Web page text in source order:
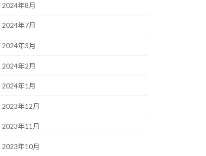
2024年8月
2024年7月
2024年3月
2024年2月
2024年1月
2023年12月
2023年11月
2023年10月